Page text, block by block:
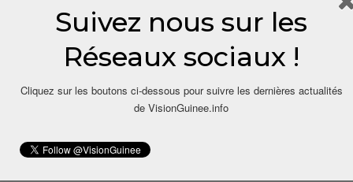
Share
Suivez nous sur les
Réseaux sociaux !
Cliquez sur les boutons ci-dessous pour suivre les dernières actualités
de VisionGuinee.info